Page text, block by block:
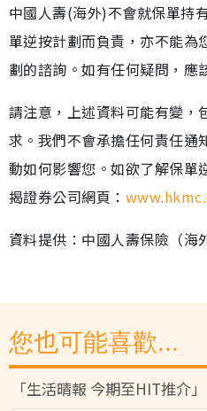
中國人壽(海外)不會就保單持
單逆按計劃而負責，亦不能為
劃的諮詢。如有任何疑問，應
請注意，上述資料可能有變，
求。我們不會承擔任何責任通
動如何影響您。如欲了解保單
揭證券公司網頁：
資料提供：中國人壽保險（海
您也可能喜歡...
「生活晴報 今期至HIT推介」